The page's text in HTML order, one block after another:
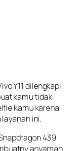
Y11 dilengkapi
kamu tidak
kamu karena
ini.
439
anyaman